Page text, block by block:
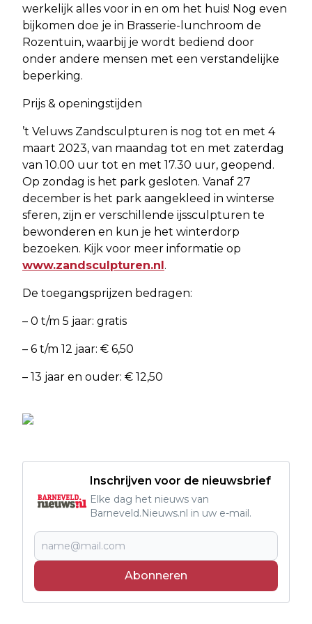
werkelijk alles voor in en om het huis! Nog even
bijkomen doe je in Brasserie-lunchroom de
Rozentuin, waarbij je wordt bediend door
onder andere mensen met een verstandelijke
beperking.
Prijs & openingstijden
’t Veluws Zandsculpturen is nog tot en met 4
maart 2023, van maandag tot en met zaterdag
van 10.00 uur tot en met 17.30 uur, geopend.
Op zondag is het park gesloten. Vanaf 27
december is het park aangekleed in winterse
sferen, zijn er verschillende ijssculpturen te
bewonderen en kun je het winterdorp
bezoeken. Kijk voor meer informatie op
www.zandsculpturen.nl.
De toegangsprijzen bedragen:
– 0 t/m 5 jaar: gratis
– 6 t/m 12 jaar: € 6,50
– 13 jaar en ouder: € 12,50
Inschrijven voor de nieuwsbrief
Elke dag het nieuws van
Barneveld.Nieuws.nl in uw e-mail.
Abonneren